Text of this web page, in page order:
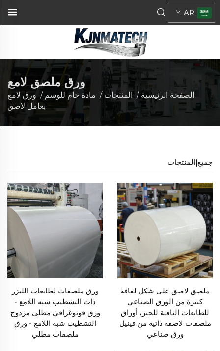
AR
ورق ملصق لامع
الصفحة الرئيسية / المنتجات/ مادة خام للوسم / ورق لامع
بعامل لاصق
جميع المنتجات
ملصق لاصق على شكل لفافة
كبيرة من الورق الصناعي
للطابعات النافثة للحبر، أوراق
ملصقات لاصقة ذاتية من فينيل
ورق صناعي
ورق ملصقات لطابعات الليزر
ذات التشطيب شبه اللامع -
ورق فوتوغرافي مطلي مزدوج
التشطيب شبه اللامع - ورق
ملصقات مطلي